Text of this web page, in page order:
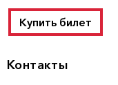
Купить билет
Контакты